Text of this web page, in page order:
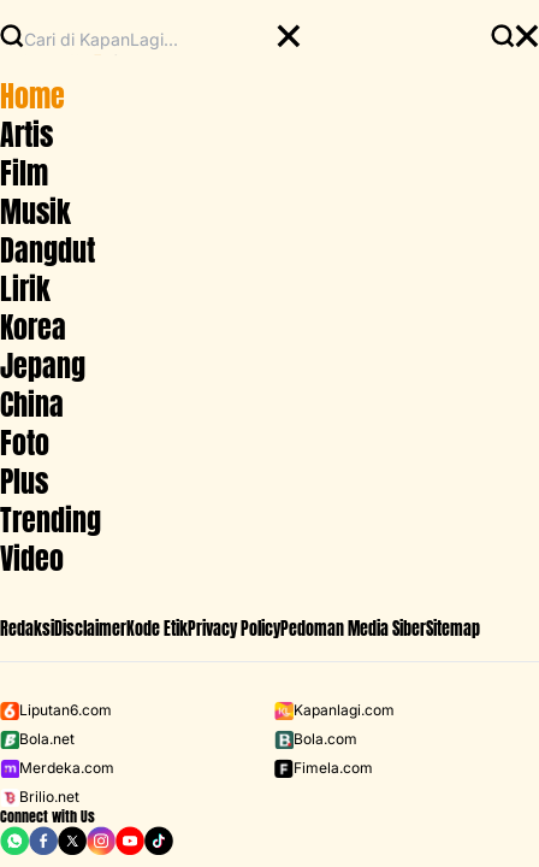
Iklan - Scroll ke bawah untuk melanjutkan
Home
Artis
Film
Musik
Dangdut
Lirik
Korea
Jepang
China
Foto
Plus
Trending
Video
RedaksiDisclaimerKode EtikPrivacy PolicyPedoman Media SiberSitemap
Liputan6.com
Kapanlagi.com
Bola.net
Bola.com
Merdeka.com
Fimela.com
Brilio.net
Connect with Us
D ACADEMY 8 Gisela Cindy